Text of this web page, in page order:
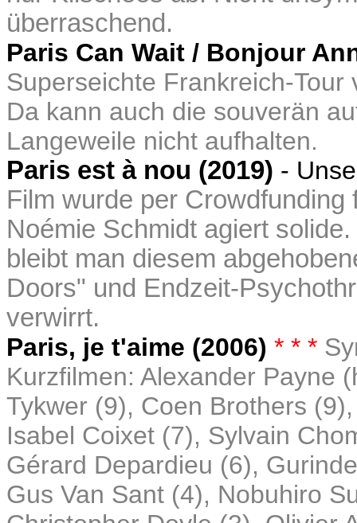
überraschend.
Paris Can Wait / Bonjour
Superseichte Frankreich-
Da kann auch die souverän
Langeweile nicht aufhalten.
Paris est à nou (2019) -
Film wurde per
Noémie Schmidt agiert
bleibt man diesem
Doors" und Endzeit-
verwirrt.
Paris, je t'aime (2006) * * *
Kurzfilmen: Alexander Payne
Tykwer (9), Coen Brothers
Isabel Coixet (7), Sylvain
Gérard Depardieu (6),
Gus Van Sant (4), Nobuhiro